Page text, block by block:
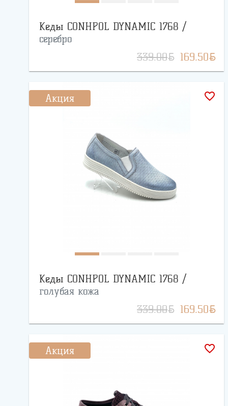
Кеды CONHPOL DYNAMIC 1768 /
серебро
339.00BYN 169.50BYN
Акция favorite_border
Кеды CONHPOL DYNAMIC 1768 /
голубая кожа
339.00BYN 169.50BYN
Акция favorite_border